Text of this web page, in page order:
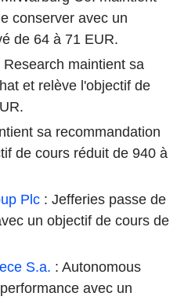
conserver avec un
de 64 à 71 EUR.
maintient sa
et relève l'objectif de
sa recommandation
de cours réduit de 940 à
Plc : Jefferies passe de
un objectif de cours de
S.a. : Autonomous
avec un